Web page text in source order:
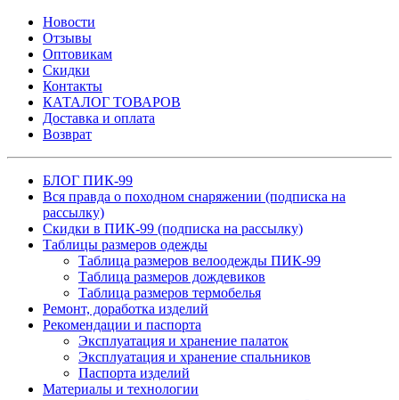
Новости
Отзывы
Оптовикам
Скидки
Контакты
КАТАЛОГ ТОВАРОВ
Доставка и оплата
Возврат
БЛОГ ПИК-99
Вся правда о походном снаряжении (подписка на
рассылку)
Скидки в ПИК-99 (подписка на рассылку)
Таблицы размеров одежды
Таблица размеров велоодежды ПИК-99
Таблица размеров дождевиков
Таблица размеров термобелья
Ремонт, доработка изделий
Рекомендации и паспорта
Эксплуатация и хранение палаток
Эксплуатация и хранение спальников
Паспорта изделий
Материалы и технологии